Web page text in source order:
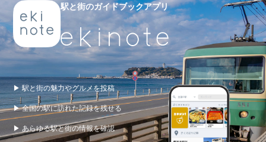
駅と街のガイドブックアプリ
▶ 駅と街の魅力やグルメを投稿
▶ 全国の駅に訪れた記録を残せる
▶ あらゆる駅と街の情報を確認